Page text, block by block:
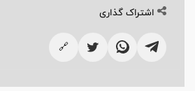
اشتراک گذاری
🔗